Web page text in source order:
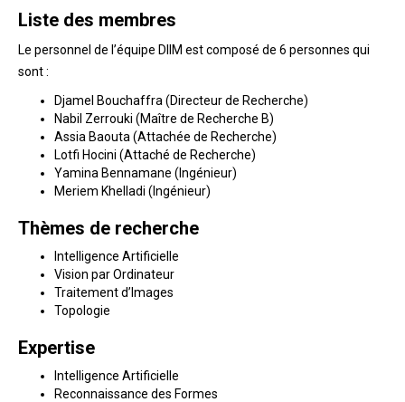
Liste des membres
Le personnel de l’équipe DIIM est composé de 6 personnes qui
sont :
Djamel Bouchaffra (Directeur de Recherche)
Nabil Zerrouki (Maître de Recherche B)
Assia Baouta (Attachée de Recherche)
Lotfi Hocini (Attaché de Recherche)
Yamina Bennamane (Ingénieur)
Meriem Khelladi (Ingénieur)
Thèmes de recherche
Intelligence Artificielle
Vision par Ordinateur
Traitement d’Images
Topologie
Expertise
Intelligence Artificielle
Reconnaissance des Formes